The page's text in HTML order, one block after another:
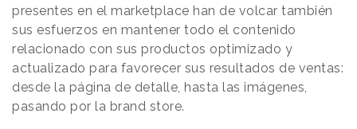
presentes en el marketplace han de volcar también
sus esfuerzos en mantener todo el contenido
relacionado con sus productos optimizado y
actualizado para favorecer sus resultados de ventas:
desde la página de detalle, hasta las imágenes,
pasando por la brand store.